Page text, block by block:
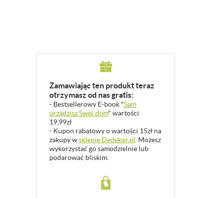
Zamawiając ten produkt teraz
otrzymasz od nas gratis:
- Bestsellerowy E-book "Sam
urządzisz Swój dom" wartości
19,99zł
- Kupon rabatowy o wartości 15zł na
zakupy wsklepie Dedekor.pl. Możesz
wykorzystać go samodzielnie lub
podarować bliskim.